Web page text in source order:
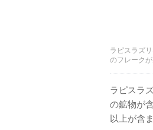
ラピスラズ
のフレーク
ラピスラ
の鉱物が
以上が含